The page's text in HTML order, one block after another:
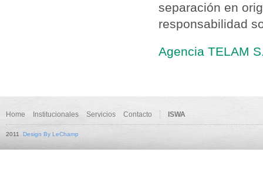
separación en
responsabilidad
Agencia TELAM
Home Institucionales Servicios Contacto ISWA
2011 Design By LeChamp